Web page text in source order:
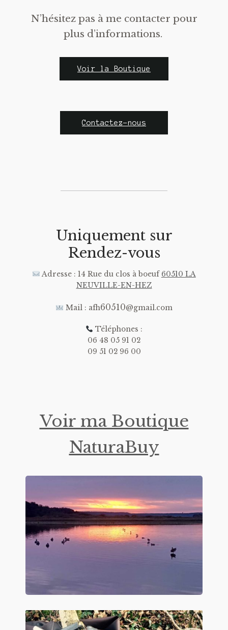
N’hésitez pas à me contacter pour
plus d’informations.
Voir la Boutique
Contactez-nous
Uniquement sur
Rendez-vous
Adresse : 14 Rue du clos à boeuf 60510 LA
NEUVILLE-EN-HEZ
Mail : afh60510@gmail.com
Téléphones :
06 48 05 91 02
09 51 02 96 00
Voir ma Boutique
NaturaBuy